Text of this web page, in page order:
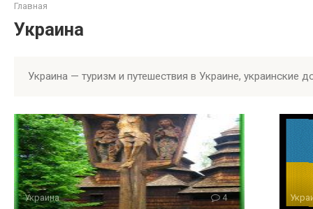
Главная
Украина
Украина — туризм и путешествия в Украине, украинские
Украина 4